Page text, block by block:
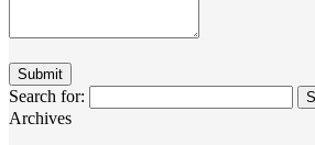
Search for:
Archives